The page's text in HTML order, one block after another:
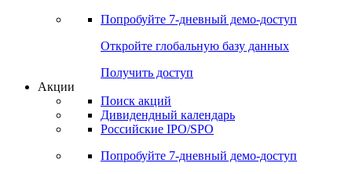
Попробуйте 7-дневный демо-доступ
Откройте глобальную базу данных
Получить доступ
Акции
Поиск акций
Дивидендный календарь
Российские IPO/SPO
Попробуйте 7-дневный демо-доступ